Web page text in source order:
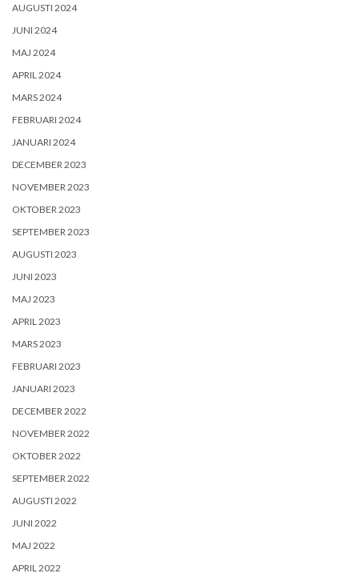
AUGUSTI 2024
JUNI 2024
MAJ 2024
APRIL 2024
MARS 2024
FEBRUARI 2024
JANUARI 2024
DECEMBER 2023
NOVEMBER 2023
OKTOBER 2023
SEPTEMBER 2023
AUGUSTI 2023
JUNI 2023
MAJ 2023
APRIL 2023
MARS 2023
FEBRUARI 2023
JANUARI 2023
DECEMBER 2022
NOVEMBER 2022
OKTOBER 2022
SEPTEMBER 2022
AUGUSTI 2022
JUNI 2022
MAJ 2022
APRIL 2022